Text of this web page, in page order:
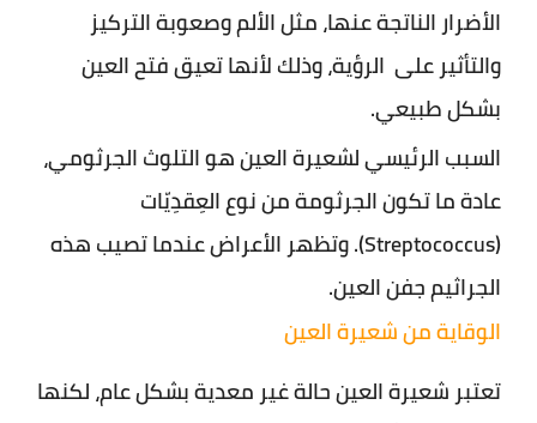
الأضرار الناتجة عنها، مثل الألم وصعوبة التركيز
والتأثير على الرؤية، وذلك لأنها تعيق فتح العين
بشكل طبيعي.
السبب الرئيسي لشعيرة العين هو التلوث الجرثومي،
عادة ما تكون الجرثومة من نوع العِقدِيّات
(Streptococcus). وتظهر الأعراض عندما تصيب هذه
الجراثيم جفن العين.
الوقاية من شعيرة العين
تعتبر شعيرة العين حالة غير معدية بشكل عام، لكنها